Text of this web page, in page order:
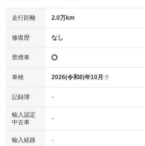
走行距離 2.0万km
修復歴 なし
禁煙車
車検 2026(令和8)年10月 ?
記録簿 -
輸入認定
中古車
-
輸入経路 -